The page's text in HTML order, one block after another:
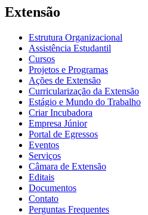
Extensão
Estrutura Organizacional
Assistência Estudantil
Cursos
Projetos e Programas
Ações de Extensão
Curricularização da Extensão
Estágio e Mundo do Trabalho
Criar Incubadora
Empresa Júnior
Portal de Egressos
Eventos
Serviços
Câmara de Extensão
Editais
Documentos
Contato
Perguntas Frequentes